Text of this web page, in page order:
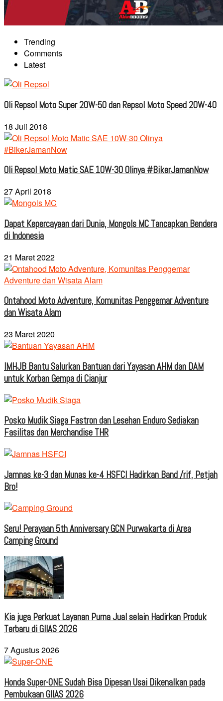
Trending
Comments
Latest
Oli Repsol Moto Super 20W-50 dan Repsol Moto Speed 20W-40
18 Juli 2018
Oli Repsol Moto Matic SAE 10W-30 Olinya #BikerJamanNow
27 April 2018
Dapat Kepercayaan dari Dunia, Mongols MC Tancapkan Bendera
di Indonesia
21 Maret 2022
Ontahood Moto Adventure, Komunitas Penggemar Adventure
dan Wisata Alam
23 Maret 2020
IMHJB Bantu Salurkan Bantuan dari Yayasan AHM dan DAM
untuk Korban Gempa di Cianjur
Posko Mudik Siaga Fastron dan Lesehan Enduro Sediakan
Fasilitas dan Merchandise THR
Jamnas ke-3 dan Munas ke-4 HSFCI Hadirkan Band /rif, Petjah
Bro!
Seru! Perayaan 5th Anniversary GCN Purwakarta di Area
Camping Ground
Kia juga Perkuat Layanan Purna Jual selain Hadirkan Produk
Terbaru di GIIAS 2026
7 Agustus 2026
Honda Super-ONE Sudah Bisa Dipesan Usai Dikenalkan pada
Pembukaan GIIAS 2026